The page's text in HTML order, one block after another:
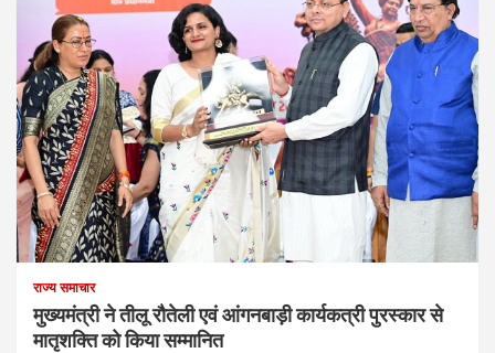
राज्य समाचार
मुख्यमंत्री ने तीलू रौतेली एवं आंगनबाड़ी कार्यकत्री पुरस्कार से
मातृशक्ति को किया सम्मानित